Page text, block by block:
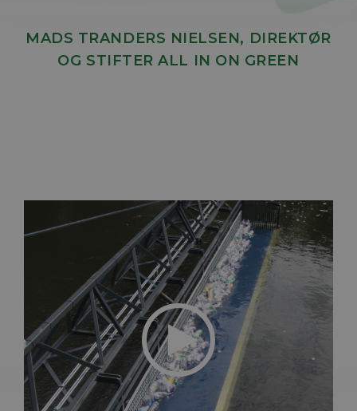
MADS TRANDERS NIELSEN, DIREKTØR
OG STIFTER ALL IN ON GREEN